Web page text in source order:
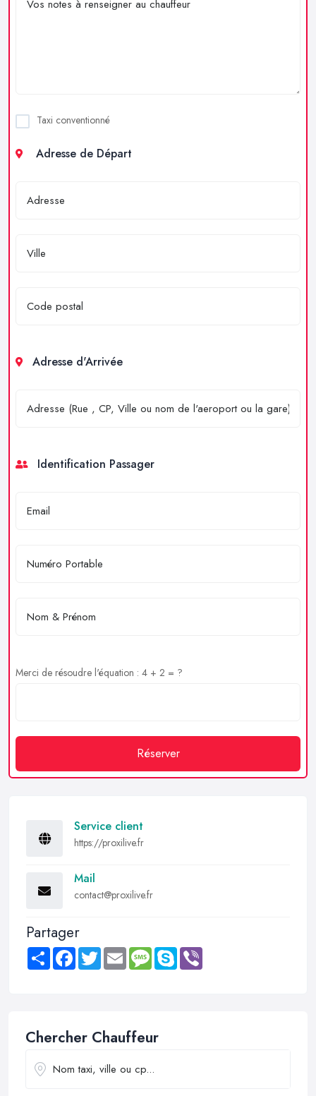
Taxi conventionné
Adresse de Départ
Adresse d'Arrivée
Identification Passager
Merci de résoudre l'équation : 4 + 2 = ?
Réserver
Service client
https://proxilive.fr
Mail
contact@proxilive.fr
Partager
Share FacebookTwitter Email MessageSkype
Chercher Chauffeur